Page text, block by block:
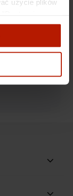
użycie plików
naszej Polityce